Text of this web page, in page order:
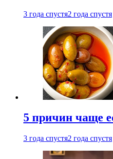
3 года спустя2 года спустя
5 причин чаще
3 года спустя2 года спустя